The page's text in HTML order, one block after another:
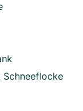
Schneeflocke